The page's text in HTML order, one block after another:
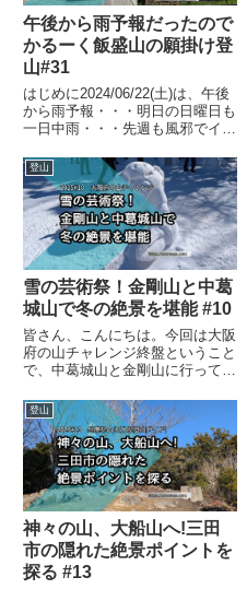
午後から雨予報だったので
かるーく飯盛山の願掛け登
山#31
はじめに2024/06/22(土)は、午後
から雨予報・・・明日の日曜日も
一日中雨・・・先週も風邪でイマ
ので、今日こそは山に出かけてお
きたい。大阪50山も残すところ2
座で、今月中にはコンプリートし
たいところ・・・...
登山
雪の芸術祭！金剛山と中葛
城山で冬の絶景を堪能 #10
皆さん、こんにちは。今回は大阪
府の山チャレンジ終盤ということ
で、中葛城山と金剛山に行ってき
への挑戦まずはじめに今回のメイ
ンとなる、「中葛城山」までのル
ートですが、多くの登山者が登る
ので雪がガチガチに固まってア
イ...
登山
神々の山、大船山へ!三田
市の隠れた絶景ポイントを
探る #13